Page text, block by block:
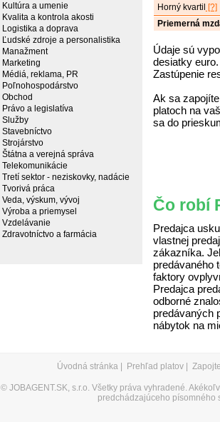
Kultúra a umenie
Kvalita a kontrola akosti
Logistika a doprava
Ľudské zdroje a personalistika
Manažment
Marketing
Médiá, reklama, PR
Poľnohospodárstvo
Obchod
Právo a legislatíva
Služby
Stavebníctvo
Strojárstvo
Štátna a verejná správa
Telekomunikácie
Tretí sektor - neziskovky, nadácie
Tvorivá práca
Veda, výskum, vývoj
Výroba a priemysel
Vzdelávanie
Zdravotníctvo a farmácia
Horný kvartil
[?]
Priemerná
Údaje sú
desiatky euro.
Zastúpenie
Ak sa
platoch na
sa do
Čo robí
Predajca
vlastnej
zákazníka.
predávaného
faktory
Predajca
odborné
predávaných
nábytok na
Úvodná stránka | Prehľad platov |
© JOBAGENT.SK, s.r.o. Všetky práva vyhradené.
predchádzajúceho písomného